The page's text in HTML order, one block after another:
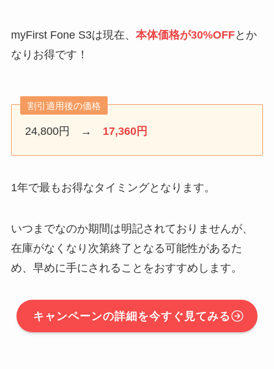
myFirst Fone S3は現在、 本体価格が30%OFFとか
なりお得です！
割引適用後の価格
24,800円 → 17,360円
1年で最もお得なタイミングとなります。
いつまでなのか期間は明記されておりませんが、
在庫がなくなり次第終了となる可能性があるた
め、早めに手にされることをおすすめします。
キャンペーンの詳細を今すぐ見てみる